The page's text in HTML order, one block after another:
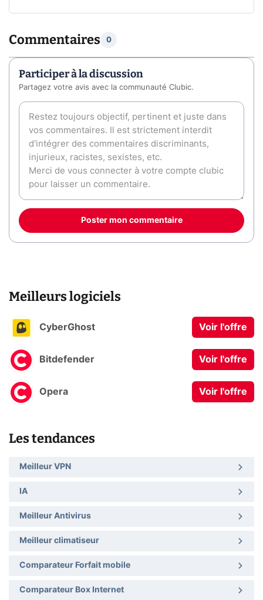
Commentaires 0
Participer à la discussion
Partagez votre avis avec la communauté Clubic.
Poster mon commentaire
Meilleurs logiciels
CyberGhost Voir l'offre
Bitdefender Voir l'offre
Opera Voir l'offre
Les tendances
Meilleur VPN
IA
Meilleur Antivirus
Meilleur climatiseur
Comparateur Forfait mobile
Comparateur Box Internet